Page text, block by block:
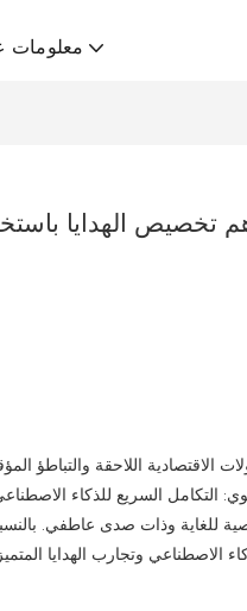
معلومات
تخصيص الهدايا
الاقتصادية اللاحقة
التكامل السريع للذكاء
للغاية وذات صدى عاطفي.